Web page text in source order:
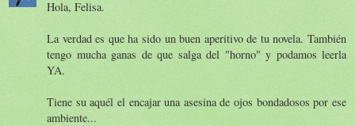
Hola, Felisa.
La verdad es que ha sido un buen aperitivo de tu novela. También
tengo mucha ganas de que salga del "horno" y podamos leerla
YA.
Tiene su aquél el encajar una asesina de ojos bondadosos por ese
ambiente...